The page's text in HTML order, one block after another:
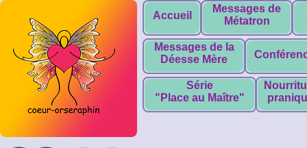
Accueil
Messages de
Métatron
Messages de la
Déesse Mère
Série
"Place au Maître"